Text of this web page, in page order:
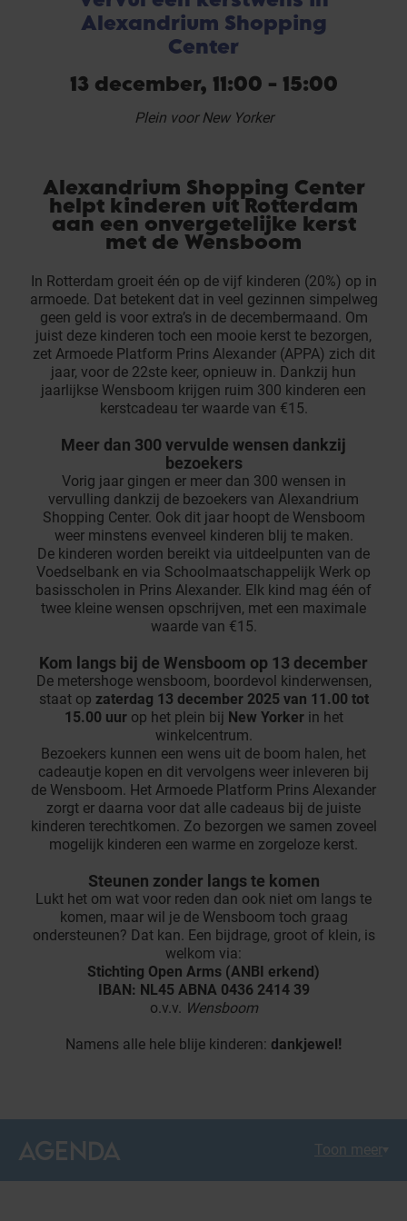
Alexandrium Shopping
Center
13 december, 11:00 - 15:00
Plein voor New Yorker
Alexandrium Shopping Center
helpt kinderen uit Rotterdam
aan een onvergetelijke kerst
met de Wensboom
In Rotterdam groeit één op de vijf kinderen (20%) op in
armoede. Dat betekent dat in veel gezinnen simpelweg
geen geld is voor extra’s in de decembermaand. Om
juist deze kinderen toch een mooie kerst te bezorgen,
zet Armoede Platform Prins Alexander (APPA) zich dit
jaar, voor de 22ste keer, opnieuw in. Dankzij hun
jaarlijkse Wensboom krijgen ruim 300 kinderen een
kerstcadeau ter waarde van €15.
Meer dan 300 vervulde wensen dankzij
bezoekers
Vorig jaar gingen er meer dan 300 wensen in
vervulling dankzij de bezoekers van Alexandrium
Shopping Center. Ook dit jaar hoopt de Wensboom
weer minstens evenveel kinderen blij te maken.
De kinderen worden bereikt via uitdeelpunten van de
Voedselbank en via Schoolmaatschappelijk Werk op
basisscholen in Prins Alexander. Elk kind mag één of
twee kleine wensen opschrijven, met een maximale
waarde van €15.
Kom langs bij de Wensboom op 13 december
De metershoge wensboom, boordevol kinderwensen,
staat op zaterdag 13 december 2025 van 11.00 tot
15.00 uurop het plein bij New Yorkerin het
winkelcentrum.
Bezoekers kunnen een wens uit de boom halen, het
cadeautje kopen en dit vervolgens weer inleveren bij
de Wensboom. Het Armoede Platform Prins Alexander
zorgt er daarna voor dat alle cadeaus bij de juiste
kinderen terechtkomen. Zo bezorgen we samen zoveel
mogelijk kinderen een warme en zorgeloze kerst.
Steunen zonder langs te komen
Lukt het om wat voor reden dan ook niet om langs te
komen, maar wil je de Wensboom toch graag
ondersteunen? Dat kan. Een bijdrage, groot of klein, is
welkom via:
Stichting Open Arms (ANBI erkend)
IBAN: NL45 ABNA 0436 2414 39
o.v.v. Wensboom
Namens alle hele blije kinderen: dankjewel!
AGENDA Toon meer